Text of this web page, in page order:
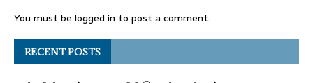
You must be logged in to post a comment.
RECENT POSTS